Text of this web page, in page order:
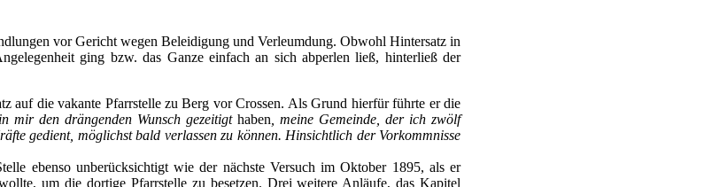
vor Gericht wegen Beleidigung und Verleumdung. Obwohl Hintersatz in
ging bzw. das Ganze einfach an sich abperlen ließ, hinterließ der
auf die vakante Pfarrstelle zu Berg vor Crossen. Als Grund hierfür führte er die
in mir den drängenden Wunsch gezeitigthaben , meine Gemeinde, der ich zwölf
gedient, möglichst bald verlassen zu können. Hinsichtlich der Vorkommnisse
ebenso unberücksichtigt wie der nächste Versuch im Oktober 1895, als er
um die dortige Pfarrstelle zu besetzen. Drei weitere Anläufe, das Kapitel